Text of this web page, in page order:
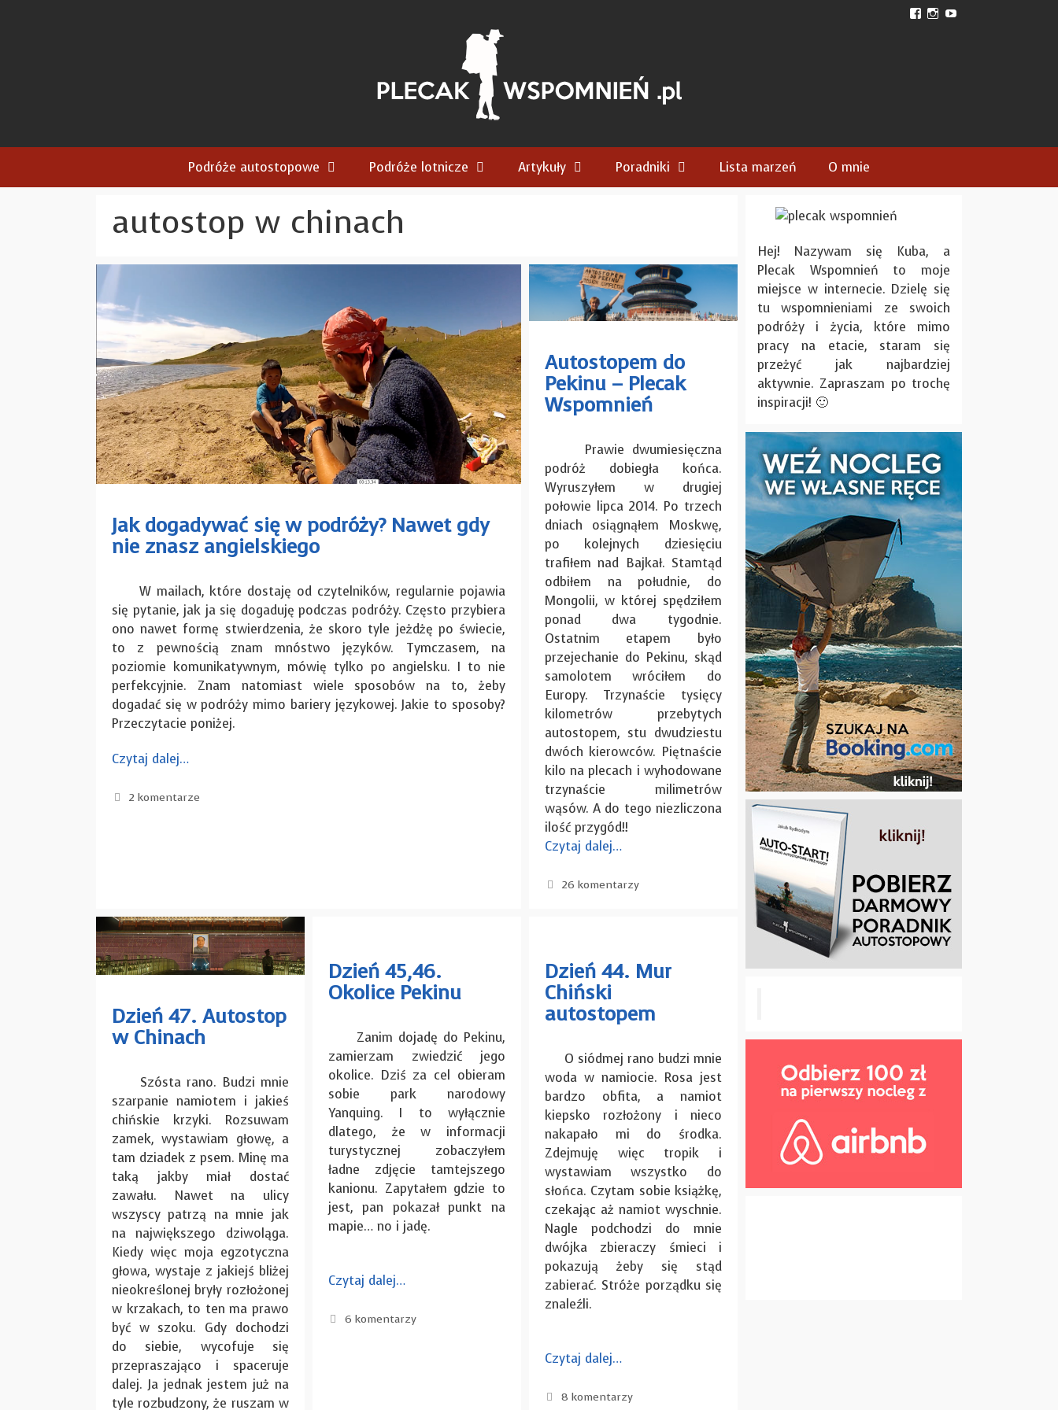
ViewViewView
Podróże autostopowe Podróże lotnicze Artykuły Poradniki Lista marzeń O mnie
autostop w chinach
Jak dogadywać się w podróży? Nawet gdy
nie znasz angielskiego
W mailach, które dostaję od czytelników, regularnie pojawia
się pytanie, jak ja się dogaduję podczas podróży. Często przybiera
ono nawet formę stwierdzenia, że skoro tyle jeżdżę po świecie,
to z pewnością znam mnóstwo języków. Tymczasem, na
poziomie komunikatywnym, mówię tylko po angielsku. I to nie
perfekcyjnie. Znam natomiast wiele sposobów na to, żeby
dogadać się w podróży mimo bariery językowej. Jakie to sposoby?
Przeczytacie poniżej.
Czytaj dalej…
2 komentarze
Autostopem do
Pekinu – Plecak
Wspomnień
Prawie dwumiesięczna
podróż dobiegła końca.
Wyruszyłem w drugiej
połowie lipca 2014. Po trzech
dniach osiągnąłem Moskwę,
po kolejnych dziesięciu
trafiłem nad Bajkał. Stamtąd
odbiłem na południe, do
Mongolii, w której spędziłem
ponad dwa tygodnie.
Ostatnim etapem było
przejechanie do Pekinu, skąd
samolotem wróciłem do
Europy. Trzynaście tysięcy
kilometrów przebytych
autostopem, stu dwudziestu
dwóch kierowców. Piętnaście
kilo na plecach i wyhodowane
trzynaście milimetrów
wąsów. A do tego niezliczona
ilość przygód!!
Czytaj dalej…
26 komentarzy
Dzień 47. Autostop
w Chinach
Szósta rano. Budzi mnie
szarpanie namiotem i jakieś
chińskie krzyki. Rozsuwam
zamek, wystawiam głowę, a
tam dziadek z psem. Minę ma
taką jakby miał dostać
zawału. Nawet na ulicy
wszyscy patrzą na mnie jak
na największego dziwoląga.
Kiedy więc moja egzotyczna
głowa, wystaje z jakiejś bliżej
nieokreślonej bryły rozłożonej
w krzakach, to ten ma prawo
być w szoku. Gdy dochodzi
do siebie, wycofuje się
przepraszająco i spaceruje
dalej. Ja jednak jestem już na
tyle rozbudzony, że ruszam w
Dzień 45,46.
Okolice Pekinu
Zanim dojadę do Pekinu,
zamierzam zwiedzić jego
okolice. Dziś za cel obieram
sobie park narodowy
Yanquing. I to wyłącznie
dlatego, że w informacji
turystycznej zobaczyłem
ładne zdjęcie tamtejszego
kanionu. Zapytałem gdzie to
jest, pan pokazał punkt na
mapie… no i jadę.
Czytaj dalej…
6 komentarzy
Dzień 44. Mur
Chiński
autostopem
O siódmej rano budzi mnie
woda w namiocie. Rosa jest
bardzo obfita, a namiot
kiepsko rozłożony i nieco
nakapało mi do środka.
Zdejmuję więc tropik i
wystawiam wszystko do
słońca. Czytam sobie książkę,
czekając aż namiot wyschnie.
Nagle podchodzi do mnie
dwójka zbieraczy śmieci i
pokazują żeby się stąd
zabierać. Stróże porządku się
znaleźli.
Czytaj dalej…
8 komentarzy
Hej! Nazywam się Kuba, a
Plecak Wspomnień to moje
miejsce w internecie. Dzielę się
tu wspomnieniami ze swoich
podróży i życia, które mimo
pracy na etacie, staram się
przeżyć jak najbardziej
aktywnie. Zapraszam po trochę
inspiracji! 🙂